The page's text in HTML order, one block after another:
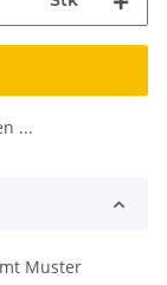
...
Muster